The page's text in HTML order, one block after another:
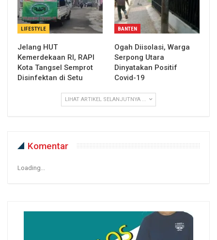
LIFESTYLE
Jelang HUT
Kemerdekaan RI, RAPI
Kota Tangsel Semprot
Disinfektan di Setu
BANTEN
Ogah Diisolasi, Warga
Serpong Utara
Dinyatakan Positif
Covid-19
LIHAT ARTIKEL SELANJUTNYA ...
Komentar
Loading...